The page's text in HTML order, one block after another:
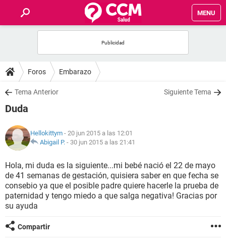
MENU
FOROS
SALUD
NUTRICIÓN
BIENESTAR
SEXUALIDAD
GLOSARIO
Foros Embarazo
Tema Anterior Siguiente Tema
Duda
Hellokittym - 20 jun 2015 a las 12:01
Abigail P. - 30 jun 2015 a las 21:41
Hola, mi duda es la siguiente...mi bebé nació el 22 de mayo
de 41 semanas de gestación, quisiera saber en que fecha se
consebio ya que el posible padre quiere hacerle la prueba de
paternidad y tengo miedo a que salga negativa! Gracias por
su ayuda
Compartir